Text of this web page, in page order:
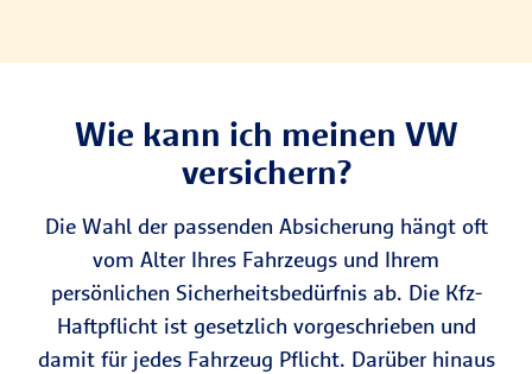
Wie kann ich meinen VW
versichern?
Die Wahl der passenden Absicherung hängt oft
vom Alter Ihres Fahrzeugs und Ihrem
persönlichen Sicherheitsbedürfnis ab. Die Kfz-
Haftpflicht ist gesetzlich vorgeschrieben und
damit für jedes Fahrzeug Pflicht. Darüber hinaus